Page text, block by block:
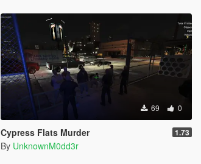
69 0
Cypress Flats Murder 1.73
By UnknownM0dd3r